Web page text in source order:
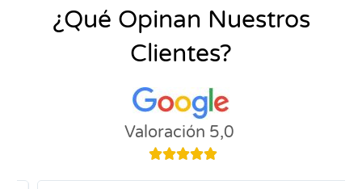
¿Qué Opinan Nuestros
Clientes?
Valoración 5,0
